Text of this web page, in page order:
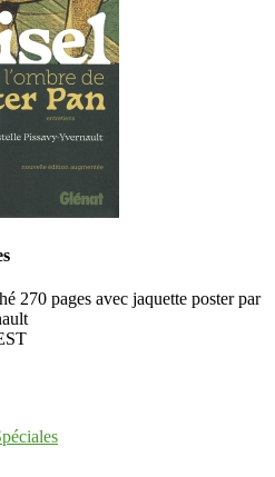
270 pages avec jaquette poster par